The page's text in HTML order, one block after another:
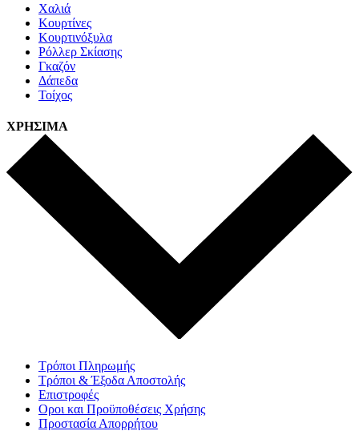
Χαλιά
Κουρτίνες
Κουρτινόξυλα
Ρόλλερ Σκίασης
Γκαζόν
Δάπεδα
Τοίχος
ΧΡΗΣΙΜΑ
Τρόποι Πληρωμής
Τρόποι & Έξοδα Αποστολής
Επιστροφές
Οροι και Προϋποθέσεις Χρήσης
Προστασία Απορρήτου